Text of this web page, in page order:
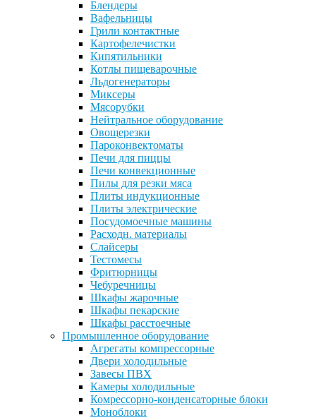
Блендеры
Вафельницы
Грили контактные
Картофелечистки
Кипятильники
Котлы пищеварочные
Льдогенераторы
Миксеры
Мясорубки
Нейтральное оборудование
Овощерезки
Пароконвектоматы
Печи для пиццы
Печи конвекционные
Пилы для резки мяса
Плиты индукционные
Плиты электрические
Посудомоечные машины
Расходн. материалы
Слайсеры
Тестомесы
Фритюрницы
Чебуречницы
Шкафы жарочные
Шкафы пекарские
Шкафы расстоечные
Промышленное оборудование
Агрегаты компрессорные
Двери холодильные
Завесы ПВХ
Камеры холодильные
Комрессорно-конденсаторные блоки
Моноблоки